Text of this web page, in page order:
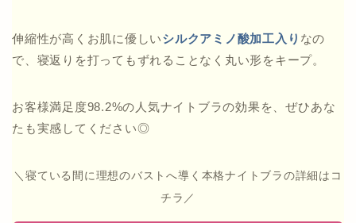
伸縮性が高くお肌に優しいシルクアミノ酸加工入り なの
で、寝返りを打ってもずれることなく丸い形をキープ。
お客様満足度98.2%の人気ナイトブラの効果を、ぜひあな
たも実感してください◎
＼寝ている間に理想のバストへ導く本格ナイトブラの詳細はコ
チラ／